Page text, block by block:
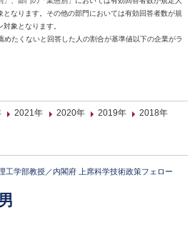
なります。その他の部門においては有効回答者数が規
象となります。
たくないと回答した人の割合が基準値以下の企業がラ
2021年 2020年 2019年 2018年
工学部教授／内閣府 上席科学技術政策フェロー